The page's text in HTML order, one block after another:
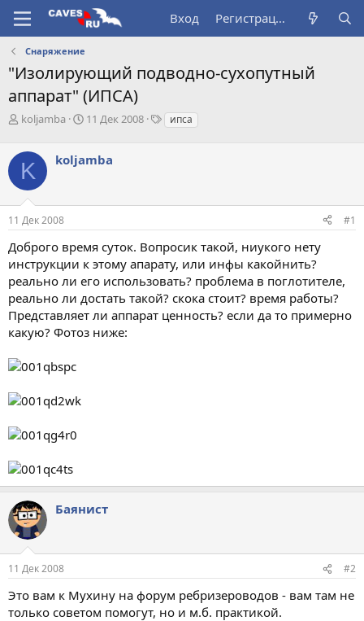
Вход Регистрация
Снаряжение
"Изолирующий подводно-сухопутный
аппарат" (ИПСА)
А
о
р
т
е
м
ы
koljamba
Д
а
ч
л
а
11 Дек 2008
Типса
K koljamba
11 Дек 2008 #1
Доброго время суток. Вопросик такой, ниукого нету
инструкции к этому апарату, или инфы какойнить?
реально ли его использовать? проблема в поглотителе,
реально ли достать такой? скока стоит? время работы?
Представляет ли аппарат ценность? если да то примерно
какую? Фотоз ниже:
Баянист
11 Дек 2008 #2
Это вам к Мухину на форум ребризероводов - вам там не
только советом помогут, но и м.б. практикой.